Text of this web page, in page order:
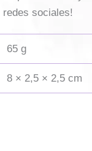
sociales!
65 g
8 × 2,5 × 2,5 cm